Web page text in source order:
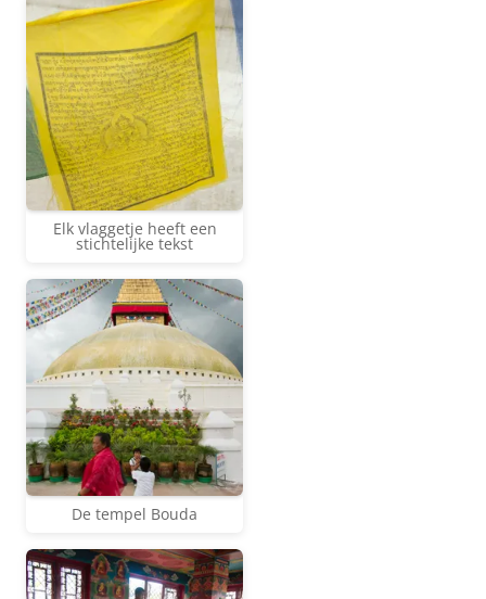
Elk vlaggetje heeft een
stichtelijke tekst
De tempel Bouda